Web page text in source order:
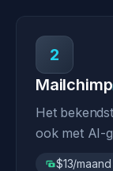
2
Mailchimp
Het
ook met AI-
$13/